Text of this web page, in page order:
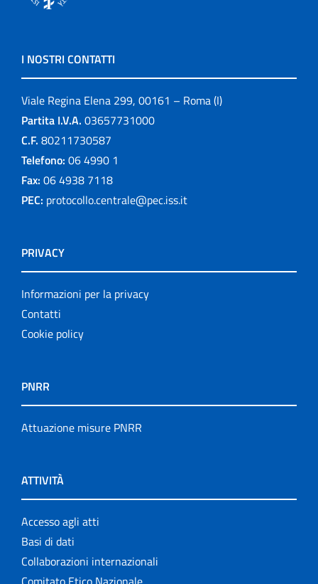
I NOSTRI CONTATTI
Viale Regina Elena 299, 00161 – Roma (I)
Partita I.V.A. 03657731000
C.F. 80211730587
Telefono: 06 4990 1
Fax: 06 4938 7118
PEC: protocollo.centrale@pec.iss.it
PRIVACY
Informazioni per la privacy
Contatti
Cookie policy
PNRR
Attuazione misure PNRR
ATTIVITÀ
Accesso agli atti
Basi di dati
Collaborazioni internazionali